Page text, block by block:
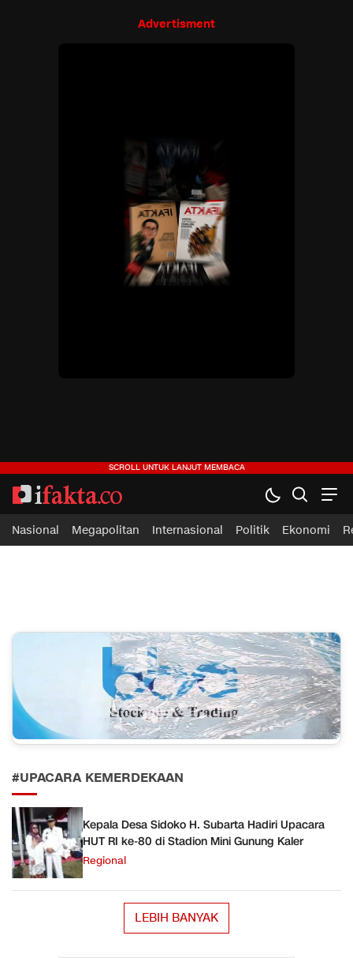
Advertisment
ifakta.co
#pastibenar
Nasional Megapolitan Internasional Politik Ekonomi
#UPACARA KEMERDEKAAN
Kepala Desa Sidoko H. Subarta Hadiri Upacara
HUT RI ke-80 di Stadion Mini Gunung Kaler
Regional
LEBIH BANYAK